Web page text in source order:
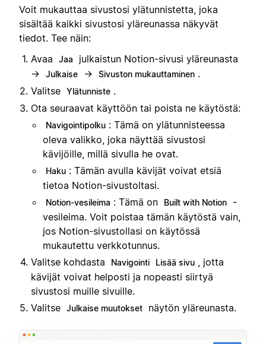
Voit mukauttaa sivustosi ylätunnistetta, joka
sisältää kaikki sivustosi yläreunassa näkyvät
tiedot. Tee näin:
Avaa
Jaa
julkaistun Notion-sivusi yläreunasta
→
Julkaise → Sivuston mukauttaminen .
Valitse Ylätunniste .
Ota seuraavat käyttöön tai poista ne käytöstä:
Navigointipolku : Tämä on ylätunnisteessa
oleva valikko, joka näyttää sivustosi
kävijöille, millä sivulla he ovat.
Haku : Tämän avulla kävijät voivat etsiä
tietoa Notion-sivustoltasi.
Notion-vesileima : Tämä on Built with Notion
-
vesileima. Voit poistaa tämän käytöstä vain,
jos Notion-sivustollasi on käytössä
mukautettu verkkotunnus.
Valitse kohdasta
Navigointi Lisää sivu
, jotta
kävijät voivat helposti ja nopeasti siirtyä
sivustosi muille sivuille.
Valitse Julkaise muutokset näytön yläreunasta.